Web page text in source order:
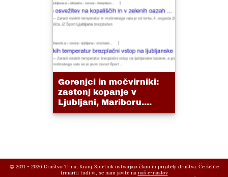
Gorenjci in močvirniki:
zastonj kopanje v
Ljubljani, Mariboru....
© 2011 - 2026 Društvo Trma, Kranj. Spletnik ustvarjajo člani in prijatelji društva. Če želite
trmariti tudi vi, se nam javite na naš e-naslov